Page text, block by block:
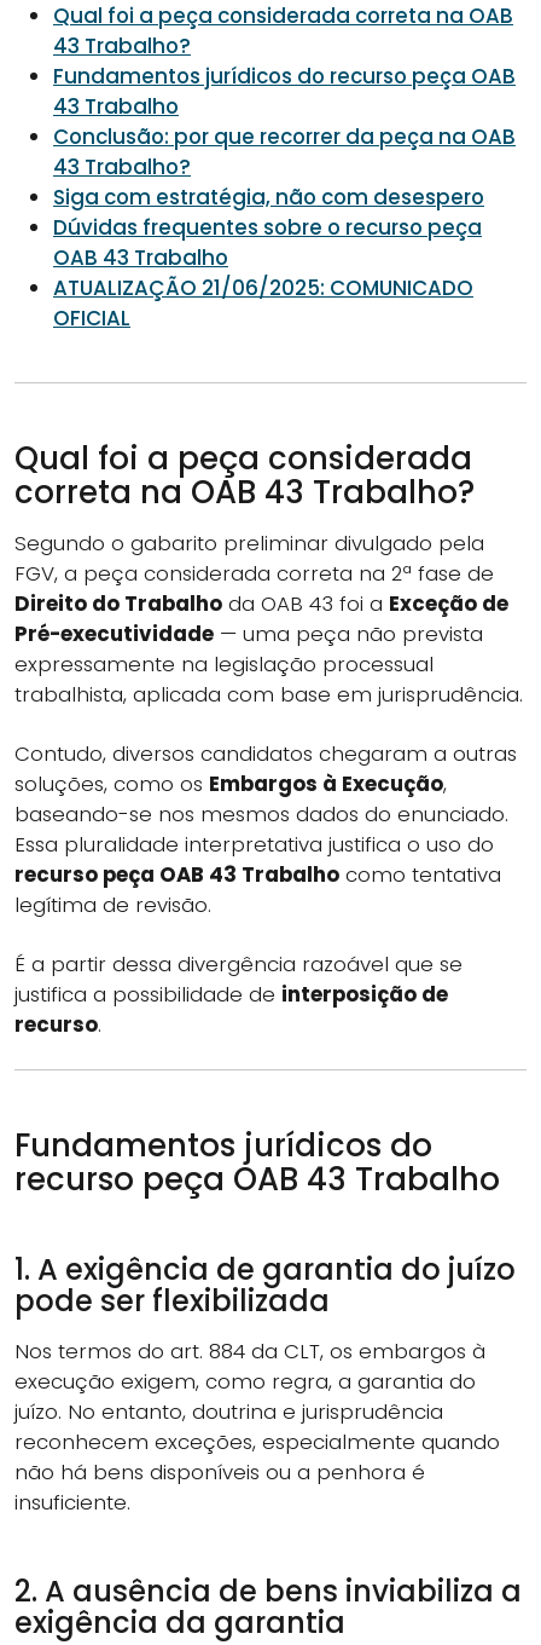
Qual foi a peça considerada correta na OAB
43 Trabalho?
Fundamentos jurídicos do recurso peça OAB
43 Trabalho
Conclusão: por que recorrer da peça na OAB
43 Trabalho?
Siga com estratégia, não com desespero
Dúvidas frequentes sobre o recurso peça
OAB 43 Trabalho
ATUALIZAÇÃO 21/06/2025: COMUNICADO
OFICIAL
Qual foi a peça considerada
correta na OAB 43 Trabalho?
Segundo o gabarito preliminar divulgado pela
FGV, a peça considerada correta na 2ª fase de
Direito do Trabalho da OAB 43 foi a Exceção de
Pré-executividade — uma peça não prevista
expressamente na legislação processual
trabalhista, aplicada com base em jurisprudência.
Contudo, diversos candidatos chegaram a outras
soluções, como os Embargos à Execução,
baseando-se nos mesmos dados do enunciado.
Essa pluralidade interpretativa justifica o uso do
recurso peça OAB 43 Trabalho como tentativa
legítima de revisão.
É a partir dessa divergência razoável que se
justifica a possibilidade de interposição de
recurso.
Fundamentos jurídicos do
recurso peça OAB 43 Trabalho
1. A exigência de garantia do juízo
pode ser flexibilizada
Nos termos do art. 884 da CLT, os embargos à
execução exigem, como regra, a garantia do
juízo. No entanto, doutrina e jurisprudência
reconhecem exceções, especialmente quando
não há bens disponíveis ou a penhora é
insuficiente.
2. A ausência de bens inviabiliza a
exigência da garantia